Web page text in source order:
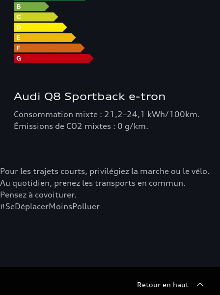
Audi Q8 Sportback e-tron
Consommation mixte : 21,2–24,1 kWh/100km.
Émissions de CO2 mixtes : 0 g/km.
Pour les trajets courts, privilégiez la marche ou le vélo.
Au quotidien, prenez les transports en commun.
Pensez à covoiturer.
#SeDéplacerMoinsPolluer
Retour en haut